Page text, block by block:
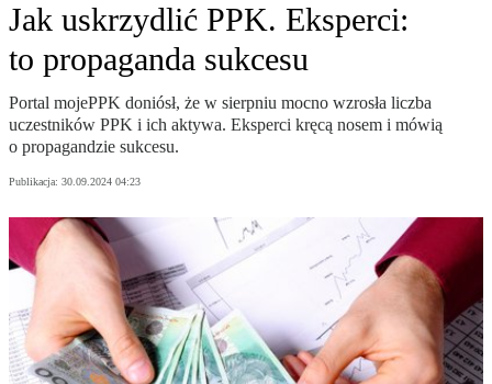
Jak uskrzydlić PPK. Eksperci:
to propaganda sukcesu
Portal mojePPK doniósł, że w sierpniu mocno wzrosła liczba
uczestników PPK i ich aktywa. Eksperci kręcą nosem i mówią
o propagandzie sukcesu.
Publikacja: 30.09.2024 04:23